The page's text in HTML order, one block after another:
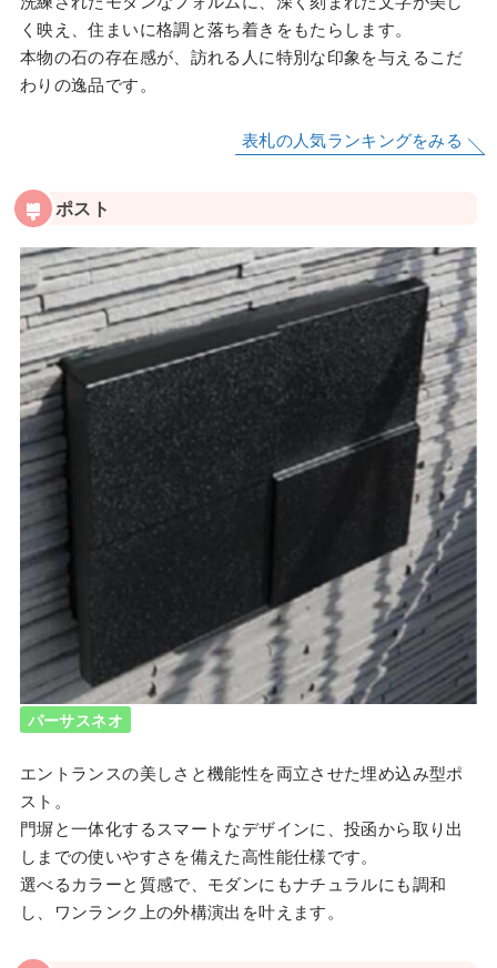
く映え、住まいに格調と落ち着きをもたらします。
本物の石の存在感が、訪れる人に特別な印象を与えるこだ
わりの逸品です。
表札の人気ランキングをみる
ポスト
パーサスネオ
エントランスの美しさと機能性を両立させた埋め込み型ポ
スト。
門塀と一体化するスマートなデザインに、投函から取り出
しまでの使いやすさを備えた高性能仕様です。
選べるカラーと質感で、モダンにもナチュラルにも調和
し、ワンランク上の外構演出を叶えます。